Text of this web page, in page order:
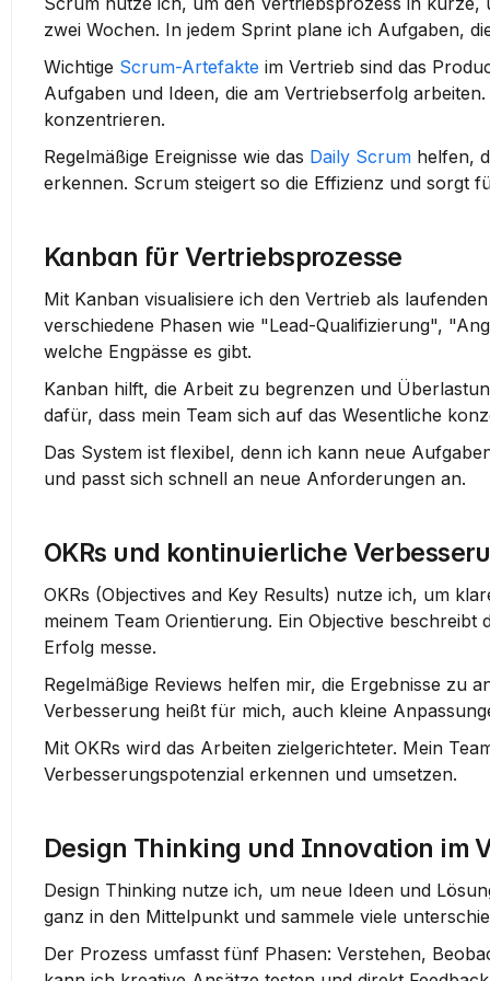
zwei Wochen. In jedem Sprint plane ich Aufgaben,
Wichtige Scrum-Artefakte im Vertrieb sind das
Aufgaben und Ideen, die am Vertriebserfolg
konzentrieren.
Regelmäßige Ereignisse wie das Daily Scrum helfen,
erkennen. Scrum steigert so die Effizienz und sorgt
Kanban für Vertriebsprozesse
Mit Kanban visualisiere ich den Vertrieb als
verschiedene Phasen wie "Lead-Qualifizierung",
welche Engpässe es gibt.
Kanban hilft, die Arbeit zu begrenzen und
dafür, dass mein Team sich auf das Wesentliche
Das System ist flexibel, denn ich kann neue
und passt sich schnell an neue Anforderungen an.
OKRs und kontinuierliche
OKRs (Objectives and Key Results) nutze ich, um
meinem Team Orientierung. Ein Objective
Erfolg messe.
Regelmäßige Reviews helfen mir, die Ergebnisse zu
Verbesserung heißt für mich, auch kleine
Mit OKRs wird das Arbeiten zielgerichteter. Mein
Verbesserungspotenzial erkennen und umsetzen.
Design Thinking und Innovation im
Design Thinking nutze ich, um neue Ideen und
ganz in den Mittelpunkt und sammele viele
Der Prozess umfasst fünf Phasen: Verstehen,